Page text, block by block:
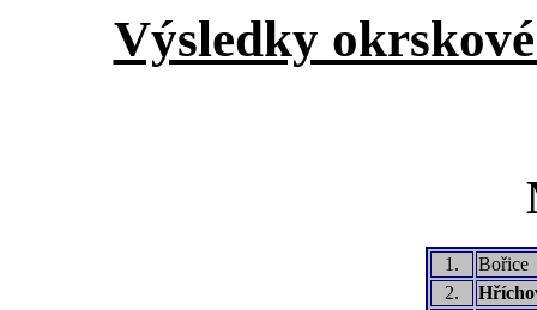
Výsledky
1.
Bořice
2.